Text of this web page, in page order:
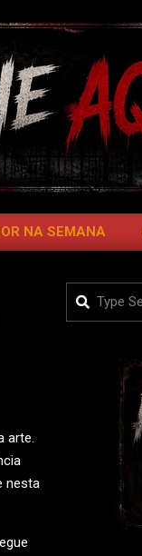
NA SEMANA
arte.
nesta
Search